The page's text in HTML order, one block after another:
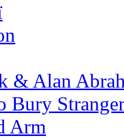
& Alan
Bury
Arm